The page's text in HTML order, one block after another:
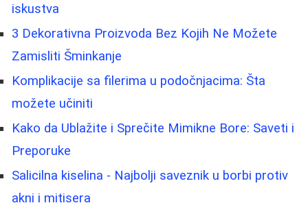
iskustva
3 Dekorativna Proizvoda Bez Kojih Ne Možete
Zamisliti Šminkanje
Komplikacije sa filerima u podočnjacima: Šta
možete učiniti
Kako da Ublažite i Sprečite Mimikne Bore: Saveti i
Preporuke
Salicilna kiselina - Najbolji saveznik u borbi protiv
akni i mitisera